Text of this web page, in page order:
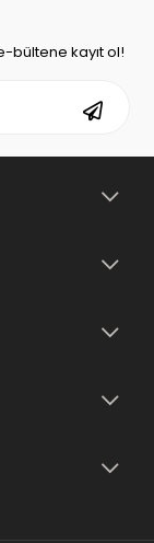
bültene kayıt ol!